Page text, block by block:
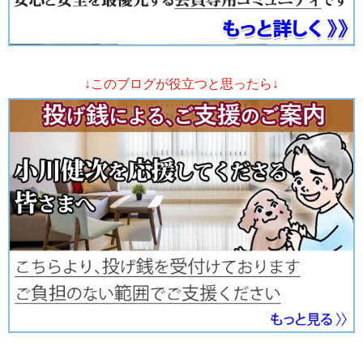
↓このブログが役立つと思ったら↓